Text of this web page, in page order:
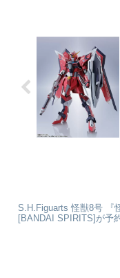
S.H.Figuarts 怪獣8号 『
[BANDAI SPIRITS]が予